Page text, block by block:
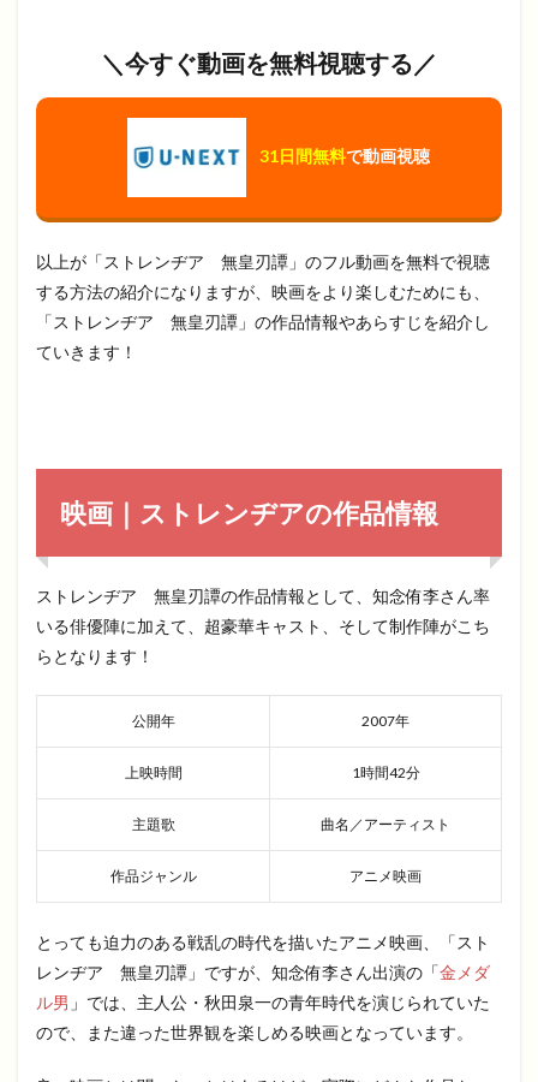
＼今すぐ動画を無料視聴する／
31日間無料で動画視聴
以上が「ストレンヂア 無皇刃譚」のフル動画を無料で視聴
する方法の紹介になりますが、映画をより楽しむためにも、
「ストレンヂア 無皇刃譚」の作品情報やあらすじを紹介し
ていきます！
映画｜ストレンヂアの作品情報
ストレンヂア 無皇刃譚の作品情報として、知念侑李さん率
いる俳優陣に加えて、超豪華キャスト、そして制作陣がこち
らとなります！
公開年 2007年
上映時間 1時間42分
主題歌 曲名／アーティスト
作品ジャンル アニメ映画
とっても迫力のある戦乱の時代を描いたアニメ映画、「スト
レンヂア 無皇刃譚」ですが、知念侑李さん出演の「金メダ
ル男 」では、主人公・秋田泉一の青年時代を演じられていた
ので、また違った世界観を楽しめる映画となっています。